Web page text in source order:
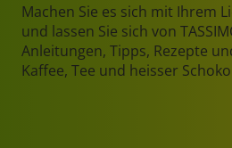
Machen Sie es sich mit Ihrem
und lassen Sie sich von
Anleitungen, Tipps, Rezepte
Kaffee, Tee und heisser